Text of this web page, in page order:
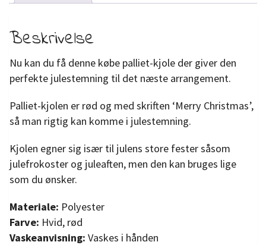
Beskrivelse
Nu kan du få denne købe palliet-kjole der giver den
perfekte julestemning til det næste arrangement.
Palliet-kjolen er rød og med skriften ‘Merry Christmas’,
så man rigtig kan komme i julestemning.
Kjolen egner sig især til julens store fester såsom
julefrokoster og juleaften, men den kan bruges lige
som du ønsker.
Materiale: Polyester
Farve: Hvid, rød
Vaskeanvisning: Vaskes i hånden